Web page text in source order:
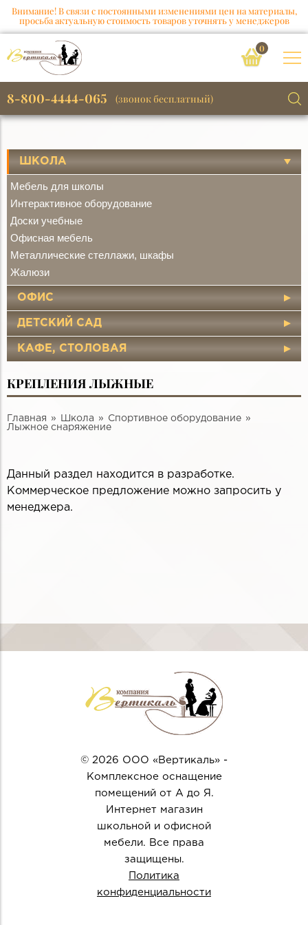
Внимание! В связи с постоянными изменениями цен на материалы,
просьба актуальную стоимость товаров уточнять у менеджеров
0
8-800-4444-065 (звонок бесплатный)
ШКОЛА
Мебель для школы
Интерактивное оборудование
Доски учебные
Офисная мебель
Металлические стеллажи, шкафы
Жалюзи
ОФИС
ДЕТСКИЙ САД
КАФЕ, СТОЛОВАЯ
КРЕПЛЕНИЯ ЛЫЖНЫЕ
Главная Школа
Спортивное оборудование
Лыжное снаряжение
Данный раздел находится в разработке.
Коммерческое предложение можно запросить у
менеджера.
© 2026 ООО «Вертикаль» -
Комплексное оснащение
помещений от А до Я.
Интернет магазин
школьной и офисной
мебели. Все права
защищены.
Политика
конфиденциальности